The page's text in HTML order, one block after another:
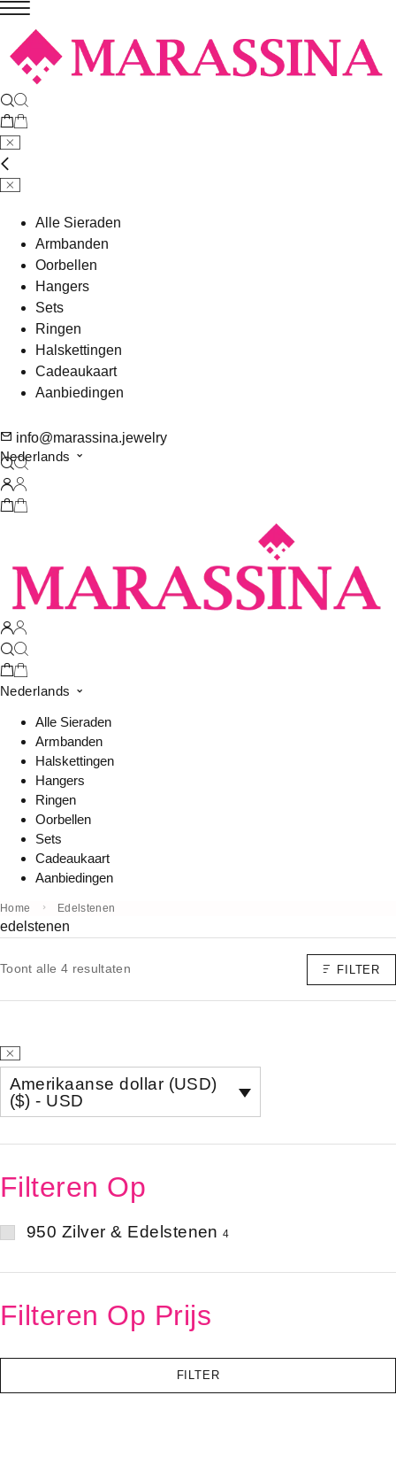
Alle Sieraden
Armbanden
Oorbellen
Hangers
Sets
Ringen
Halskettingen
Cadeaukaart
Aanbiedingen
info@marassina.jewelry
Nederlands
Nederlands
Alle Sieraden
Armbanden
Halskettingen
Hangers
Ringen
Oorbellen
Sets
Cadeaukaart
Aanbiedingen
Home Edelstenen
edelstenen
Toont alle 4 resultaten FILTER
Amerikaanse dollar (USD)
($) - USD
Filteren Op
950 Zilver & Edelstenen 4
Filteren Op Prijs
FILTER